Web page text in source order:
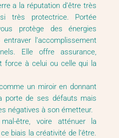
a la réputation d’être très
très protectrice. Portée
protège des énergies
l’accomplissement
Elle offre assurance,
force à celui ou celle qui la
un miroir en donnant
porte de ses défauts mais
négatives à son émetteur.
être, voire atténuer la
biais la créativité de l’être.